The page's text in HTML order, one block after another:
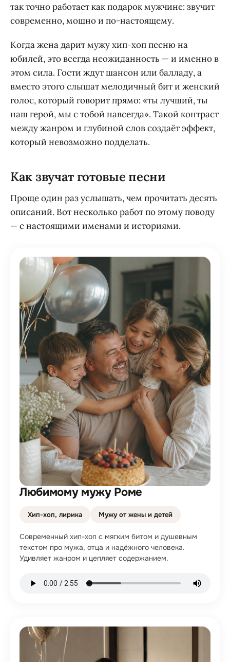
так точно работает как подарок мужчине: звучит
современно, мощно и по-настоящему.
Когда жена дарит мужу хип-хоп песню на
юбилей, это всегда неожиданность — и именно в
этом сила. Гости ждут шансон или балладу, а
вместо этого слышат мелодичный бит и женский
голос, который говорит прямо: «ты лучший, ты
наш герой, мы с тобой навсегда». Такой контраст
между жанром и глубиной слов создаёт эффект,
который невозможно подделать.
Как звучат готовые песни
Проще один раз услышать, чем прочитать десять
описаний. Вот несколько работ по этому поводу
— с настоящими именами и историями.
Любимому мужу Роме
Хип-хоп, лирика Мужу от жены и детей
Современный хип-хоп с мягким битом и душевным
текстом про мужа, отца и надёжного человека.
Удивляет жанром и цепляет содержанием.